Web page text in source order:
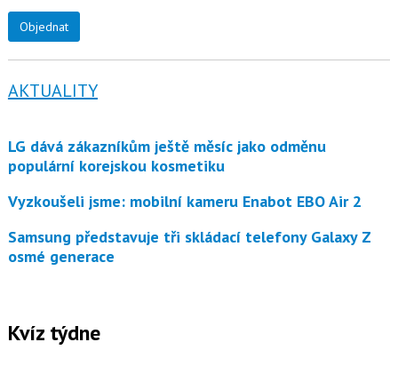
Objednat
AKTUALITY
LG dává zákazníkům ještě měsíc jako odměnu
populární korejskou kosmetiku
Vyzkoušeli jsme: mobilní kameru Enabot EBO Air 2
Samsung představuje tři skládací telefony Galaxy Z
osmé generace
Kvíz týdne